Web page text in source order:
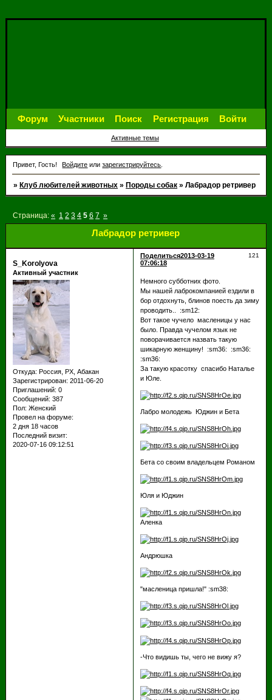
Форум Участники Поиск Регистрация Войти
Активные темы
Привет, Гость! Войдите илизарегистрируйтесь
»Клуб любителей животных »Породы собак »Лабрадор ретривер
Лабрадор ретривер
Страница:« 1 2 3 4 5 6 7 »
Поделиться 121
2013-03-19
07:06:18
S_Korolyova
Активный участник
Откуда: Россия, РХ, Абакан
Зарегистрирован: 2011-06-20
Приглашений: 0
Сообщений: 387
Пол: Женский
Провел на форуме:
2 дня 18 часов
Последний визит:
2020-07-16 09:12:51
Немного субботних фото.
Мы нашей лаброкомпанией ездили в
бор отдохнуть, блинов поесть да зиму
проводить.. :sm12:
Вот такое чучело масленицы у нас
было. Правда чучелом язык не
поворачивается назвать такую
шикарную женщину! :sm36: :sm36:
:sm36:
За такую красотку спасибо Наталье
и Юле.
Лабро молодежь Юджин и Бета
Бета со своим владельцем Романом
Юля и Юджин
Аленка
Андрюшка
"масленица пришла!" :sm38:
-Что видишь ты, чего не вижу я?